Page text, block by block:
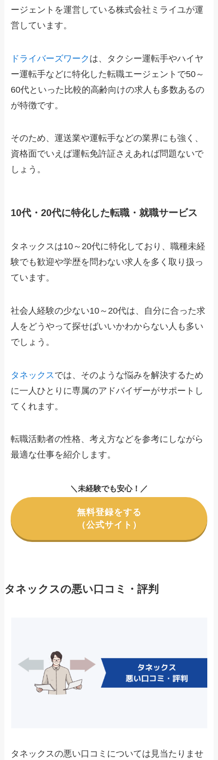
ージェントを運営している株式会社ミライユが運
営しています。
ドライバーズワーク は、タクシー運転手やハイヤ
ー運転手などに特化した転職エージェントで50～
60代といった比較的高齢向けの求人も多数あるの
が特徴です。
そのため、運送業や運転手などの業界にも強く、
資格面でいえば運転免許証さえあれば問題ないで
しょう。
10代・20代に特化した転職・就職サービス
タネックスは10～20代に特化しており、職種未経
験でも歓迎や学歴を問わない求人を多く取り扱っ
ています。
社会人経験の少ない10～20代は、自分に合った求
人をどうやって探せばいいかわからない人も多い
でしょう。
タネックス では、そのような悩みを解決するため
に一人ひとりに専属のアドバイザーがサポートし
てくれます。
転職活動者の性格、考え方などを参考にしながら
最適な仕事を紹介します。
＼未経験でも安心！／
無料登録をする
（公式サイト）
タネックスの悪い口コミ・評判
タネックスの悪い口コミについては見当たりませ